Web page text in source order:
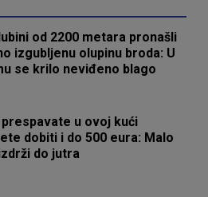
od 2200 metara pronašli
izgubljenu olupinu broda: U
se krilo neviđeno blago
u ovoj kući
dobiti i do 500 eura: Malo
do jutra